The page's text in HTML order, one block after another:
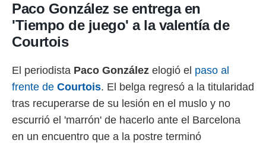
similares
como
IP
de
Paco González se entrega en
'Tiempo de juego' a la valentía de
Courtois
El periodista Paco González elogió el paso al
frente de Courtois. El belga regresó a la titularidad
tras recuperarse de su lesión en el muslo y no
escurrió el 'marrón' de hacerlo ante el Barcelona
en un encuentro que a la postre terminó